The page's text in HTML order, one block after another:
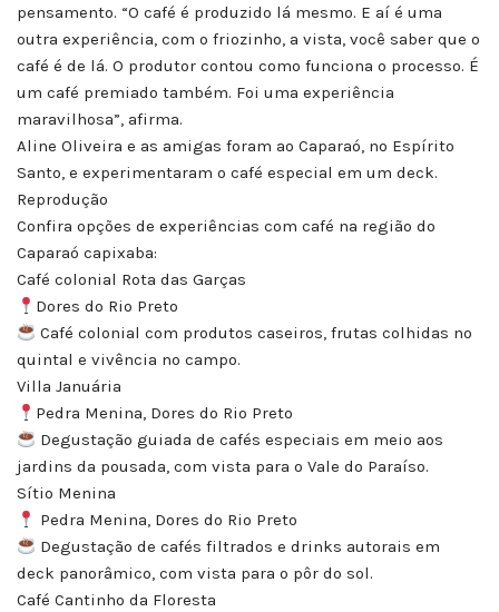
pensamento. “O café é produzido lá mesmo. E aí é uma
outra experiência, com o friozinho, a vista, você saber que o
café é de lá. O produtor contou como funciona o processo. É
um café premiado também. Foi uma experiência
maravilhosa”, afirma.
Aline Oliveira e as amigas foram ao Caparaó, no Espírito
Santo, e experimentaram o café especial em um deck.
Reprodução
Confira opções de experiências com café na região do
Caparaó capixaba:
Café colonial Rota das Garças
Dores do Rio Preto
Café colonial com produtos caseiros, frutas colhidas no
quintal e vivência no campo.
Villa Januária
Pedra Menina, Dores do Rio Preto
Degustação guiada de cafés especiais em meio aos
jardins da pousada, com vista para o Vale do Paraíso.
Sítio Menina
Pedra Menina, Dores do Rio Preto
Degustação de cafés filtrados e drinks autorais em
deck panorâmico, com vista para o pôr do sol.
Café Cantinho da Floresta